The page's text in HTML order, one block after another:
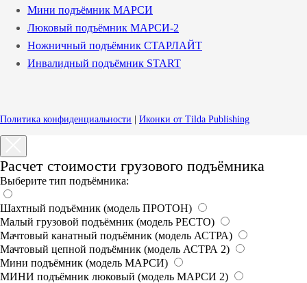
Мини подъёмник МАРСИ
Люковый подъёмник МАРСИ-2
Ножничный подъёмник СТАРЛАЙТ
Инвалидный подъёмник START
Политика конфиденциальности Иконки от Tilda Publishing
Расчет стоимости грузового подъёмника
Выберите тип подъёмника:
Шахтный подъёмник (модель ПРОТОН)
Малый грузовой подъёмник (модель РЕСТО)
Мачтовый канатный подъёмник (модель АСТРА)
Мачтовый цепной подъёмник (модель АСТРА 2)
Мини подъёмник (модель МАРСИ)
МИНИ подъёмник люковый (модель МАРСИ 2)